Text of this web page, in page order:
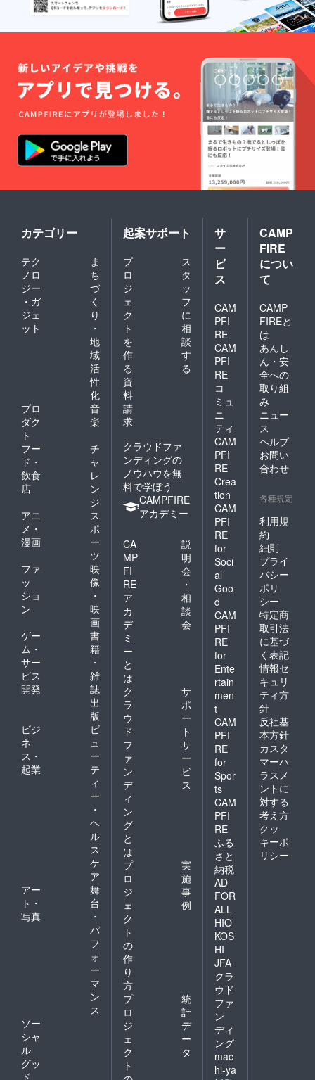
カテゴリー
テク
ノロ
ジー
・ガ
ジェ
ット
ま
ち
づ
く
り
・
地
域
活
性
化
プロ
ダク
ト
音
楽
フー
ド・
飲食
店
チ
ャ
レ
ン
ジ
アニ
メ・
漫画
ス
ポ
ー
ツ
ファ
ッ
ショ
ン
映
像
・
映
画
ゲー
ム・
サー
ビス
開発
書
籍
・
雑
誌
出
版
ビジ
ネ
ス・
起業
ビ
ュ
ー
テ
ィ
ー
・
ヘ
ル
ス
ケ
ア
アー
ト・
写真
舞
台
・
パ
フ
ォ
ー
マ
ン
ス
ソー
シャ
ル
グッ
ド
起案サポート
プ
ロ
ジ
ェ
ク
ト
を
作
る
ス
タ
ッ
フ
に
相
談
す
る
資
料
請
求
クラウドファ
ンディングの
ノウハウを無
料で学ぼう
CAMPFIRE
アカデミー
CA
MP
FI
RE
ア
カ
デ
ミ
ー
と
は
説
明
会
・
相
談
会
ク
ラ
ウ
ド
フ
ァ
ン
デ
ィ
ン
グ
と
は
サ
ポ
ー
ト
サ
ー
ビ
ス
プ
ロ
ジ
ェ
ク
ト
の
作
り
方
実
施
事
例
プ
ロ
ジ
ェ
ク
ト
統
計
デ
ー
タ
サ
ー
ビ
ス
CAM
PFI
RE
CAM
PFI
RE
コ
ミュ
ニ
ティ
CAM
PFI
RE
Crea
tion
CAM
PFI
RE
for
Soci
al
Goo
d
CAM
PFI
RE
for
Ente
rtain
men
t
CAM
PFI
RE
for
Spor
ts
CAM
PFI
RE
ふる
さと
納税
AD
FOR
ALL
HIO
KOS
HI
JFA
クラ
ウド
ファ
ン
ディ
ング
mac
hi-ya
CAMP
FIRE
につい
て
CAMP
FIREと
は
あんし
ん・安
全への
取り組
み
ニュー
ス
ヘルプ
お問い
合わせ
各種規定
利用規
約
細則
プライ
バシー
ポリ
シー
特定商
取引法
に基づ
く表記
情報セ
キュリ
ティ方
針
反社基
本方針
カスタ
マーハ
ラスメ
ントに
対する
考え方
クッ
キーポ
リシー